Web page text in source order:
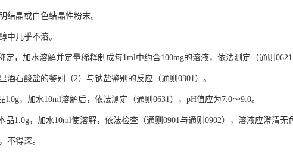
结晶或白色结晶性粉末。
中几乎不溶。
，加水溶解并定量稀释制成每1ml中约含100mg的溶液，依法测定（通则0621
酒石酸盐的鉴别（2）与钠盐鉴别的反应（通则0301）。
，加水10ml溶解后，依法测定（通则0631），pH值应为7.0～9.0。
1.0g，加水10ml使溶解，依法检查（通则0901与通则0902），溶液应澄清无
不得深。